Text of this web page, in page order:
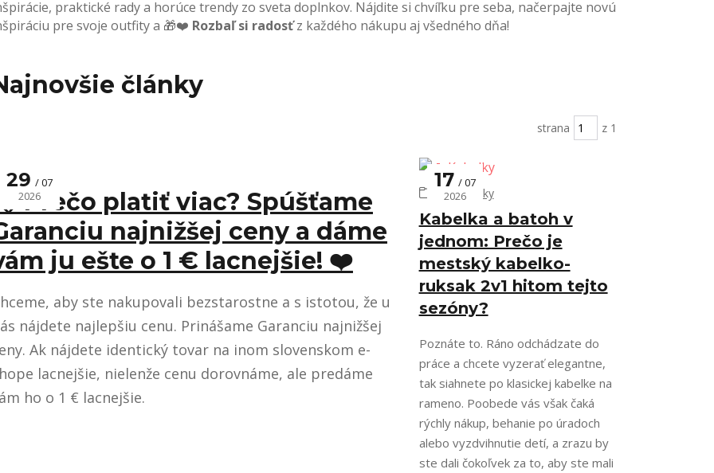
praktické rady a horúce trendy zo sveta doplnkov. Nájdite si chvíľku pre seba, načerpajte novú
pre svoje outfity a 🎁❤️ Rozbaľ si radosťz každého nákupu aj všedného dňa!
články
strana z 1
Prečo platiť viac? Spúšťame
najnižšej ceny a dáme
ju ešte o 1 € lacnejšie! ❤️
29
07
2026
aby ste nakupovali bezstarostne a s istotou, že u
nájdete najlepšiu cenu. Prinášame Garanciu najnižšej
Ak nájdete identický tovar na inom slovenskom e-
lacnejšie, nielenže cenu dorovnáme, ale predáme
ho o 1 € lacnejšie.
Kabelka a batoh v
jednom: Prečo je
mestský kabelko-
ruksak 2v1 hitom tejto
sezóny?
17
07
2026
👜 Kabelky
Poznáte to. Ráno odchádzate do
práce a chcete vyzerať elegantne,
tak siahnete po klasickej kabelke na
rameno. Poobede vás však čaká
rýchly nákup, behanie po úradoch
alebo vyzdvihnutie detí, a zrazu by
ste dali čokoľvek za to, aby ste mali